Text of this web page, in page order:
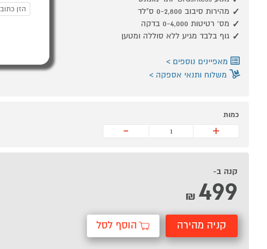
מהירות סיבוב 0-2,800 ס"לד
מס' רטיטות 0-4,000 בדקה
גוף בלבד מגיע ללא סוללה ומטען
מאפיינים נוספים
משלוח ותנאי אספקה
כמות
+
-
קנה ב-
499
₪
קניה מהירה הוסף לסל